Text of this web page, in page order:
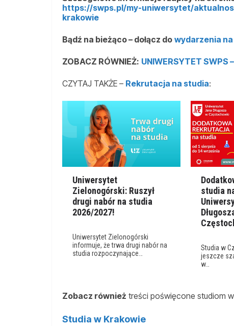
https://swps.pl/my-uniwersytet/
krakowie
Bądź na bieżąco – dołącz do wydarzenia
ZOBACZ RÓWNIEŻ: UNIWERSYTET SWPS
CZYTAJ TAKŻE – Rekrutacja na studia:
Uniwersytet
Zielonogórski: Ruszył
drugi nabór na studia
2026/2027!
Uniwersytet Zielonogórski
informuje, że trwa drugi nabór na
studia rozpoczynające…
studia
Studia w
jeszcze
w…
Zobacz również treści poświęcone studiom
Studia w Krakowie